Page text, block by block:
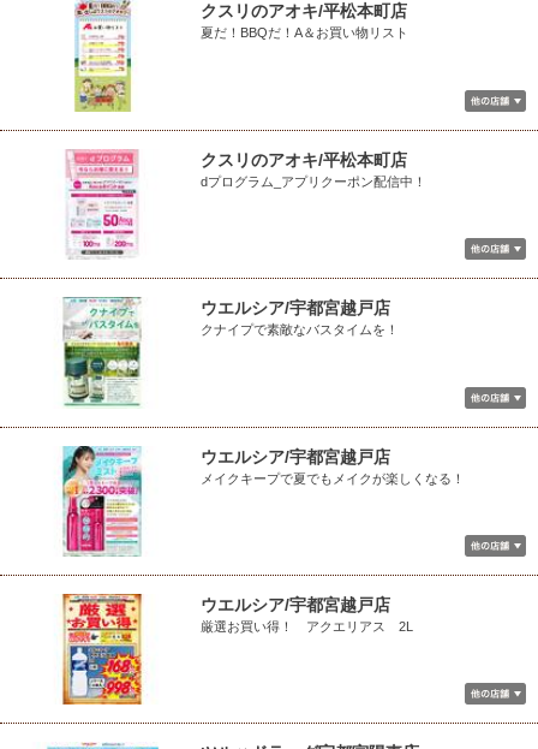
クスリのアオキ/平松本町店
夏だ！BBQだ！A＆お買い物リスト
クスリのアオキ/平松本町店
dプログラム_アプリクーポン配信中！
ウエルシア/宇都宮越戸店
クナイプで素敵なバスタイムを！
ウエルシア/宇都宮越戸店
メイクキープで夏でもメイクが楽しくなる！
ウエルシア/宇都宮越戸店
厳選お買い得！ アクエリアス 2L